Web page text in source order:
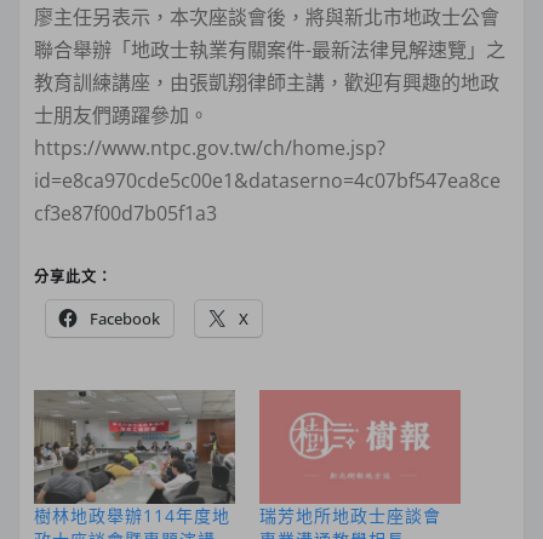
廖主任另表示，本次座談會後，將與新北市地政士公會
聯合舉辦「地政士執業有關案件-最新法律見解速覽」之
教育訓練講座，由張凱翔律師主講，歡迎有興趣的地政
士朋友們踴躍參加。
https://www.ntpc.gov.tw/ch/home.jsp?
id=e8ca970cde5c00e1&dataserno=4c07bf547ea8ce
cf3e87f00d7b05f1a3
分享此文：
Facebook X
樹林地政舉辦114年度地
瑞芳地所地政士座談會